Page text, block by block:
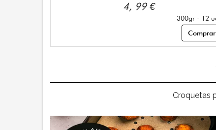
4, 99 €
300gr - 12
Comprar
Croquetas